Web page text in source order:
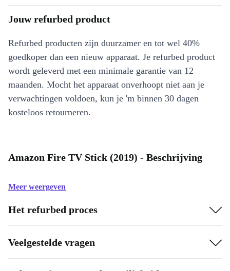
Jouw refurbed product
Refurbed producten zijn duurzamer en tot wel 40%
goedkoper dan een nieuw apparaat. Je refurbed product
wordt geleverd met een minimale garantie van 12
maanden. Mocht het apparaat onverhoopt niet aan je
verwachtingen voldoen, kun je 'm binnen 30 dagen
kosteloos retourneren.
Amazon Fire TV Stick (2019) - Beschrijving
Meer weergeven
Het refurbed proces
Veelgestelde vragen